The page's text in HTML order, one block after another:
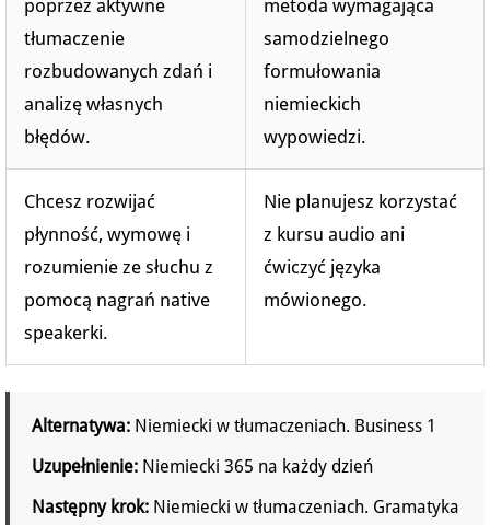
poprzez aktywne
tłumaczenie
rozbudowanych zdań i
analizę własnych
błędów.
metoda wymagająca
samodzielnego
formułowania
niemieckich
wypowiedzi.
Chcesz rozwijać
płynność, wymowę i
rozumienie ze słuchu z
pomocą nagrań native
speakerki.
Nie planujesz korzystać
z kursu audio ani
ćwiczyć języka
mówionego.
Alternatywa: Niemiecki w tłumaczeniach. Business 1
Uzupełnienie: Niemiecki 365 na każdy dzień
Następny krok: Niemiecki w tłumaczeniach. Gramatyka